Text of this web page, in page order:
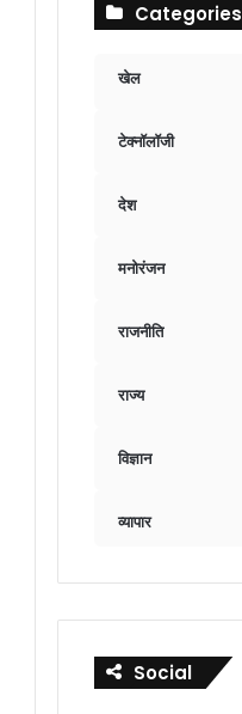
Categories
खेल
टेक्नॉलॉजी
देश
मनोरंजन
राजनीति
राज्य
विज्ञान
व्यापार
Social